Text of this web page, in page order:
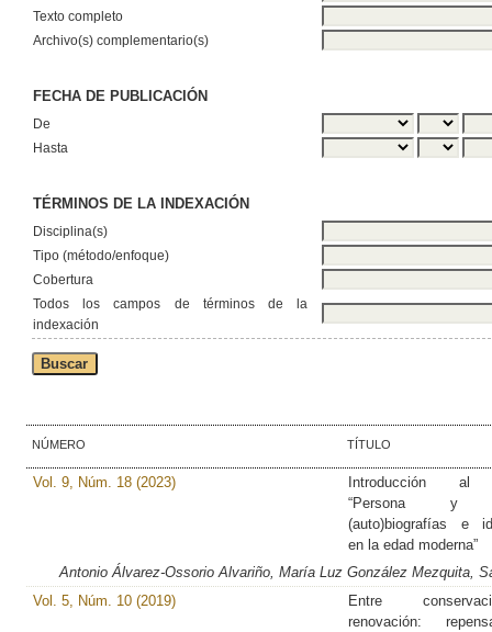
Texto completo
Archivo(s) complementario(s)
FECHA DE PUBLICACIÓN
De
Hasta
TÉRMINOS DE LA INDEXACIÓN
Disciplina(s)
Tipo (método/enfoque)
Cobertura
Todos los campos de términos de la
indexación
NÚMERO TÍTULO
Vol. 9, Núm. 18 (2023)
Introducción al
“Persona y
(auto)biografías e
en la edad moderna”
Antonio Álvarez-Ossorio Alvariño, María Luz González Mezquita,
Vol. 5, Núm. 10 (2019)
Entre
renovación: